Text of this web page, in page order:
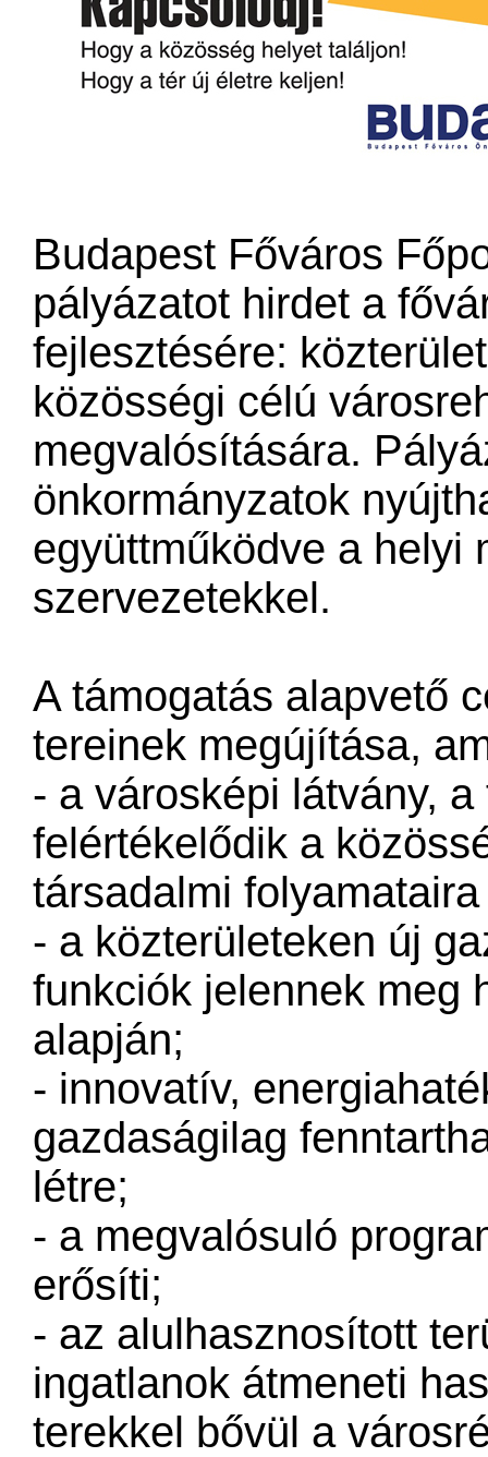
Budapest Főváros
pályázatot hirdet a
fejlesztésére:
közösségi célú
megvalósítására.
önkormányzatok
együttműködve a helyi
szervezetekkel.
A támogatás alapvető
tereinek megújítása,
- a városképi látvány,
felértékelődik a
társadalmi
- a közterületeken új
funkciók jelennek meg
alapján;
- innovatív,
gazdaságilag
létre;
- a megvalósuló
erősíti;
- az alulhasznosított
ingatlanok átmeneti
terekkel bővül a